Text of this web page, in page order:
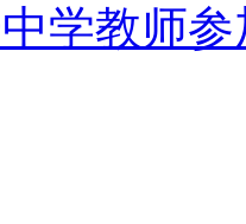
学教师